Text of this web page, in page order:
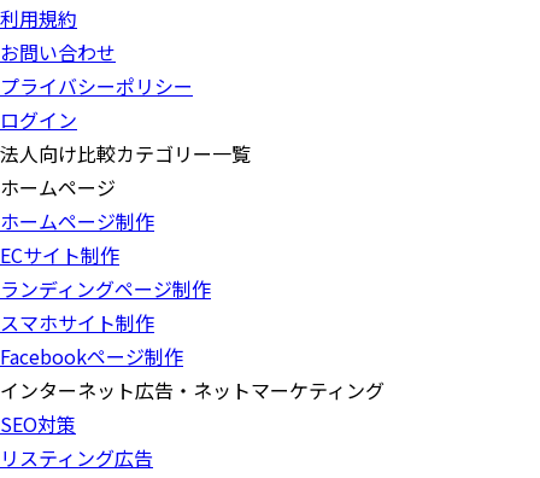
利用規約
お問い合わせ
プライバシーポリシー
ログイン
法人向け比較カテゴリー一覧
ホームページ
ホームページ制作
ECサイト制作
ランディングページ制作
スマホサイト制作
Facebookページ制作
インターネット広告・ネットマーケティング
SEO対策
リスティング広告